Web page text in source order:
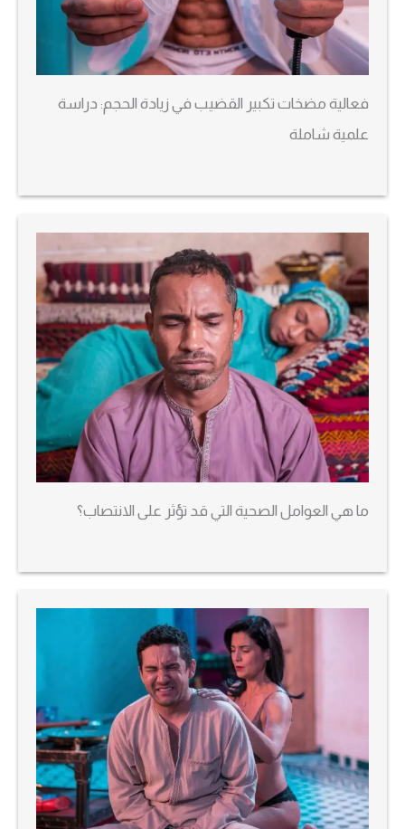
فعالية مضخات تكبير القضيب في زيادة الحجم: دراسة
علمية شاملة
ما هي العوامل الصحية التي قد تؤثر على الانتصاب؟